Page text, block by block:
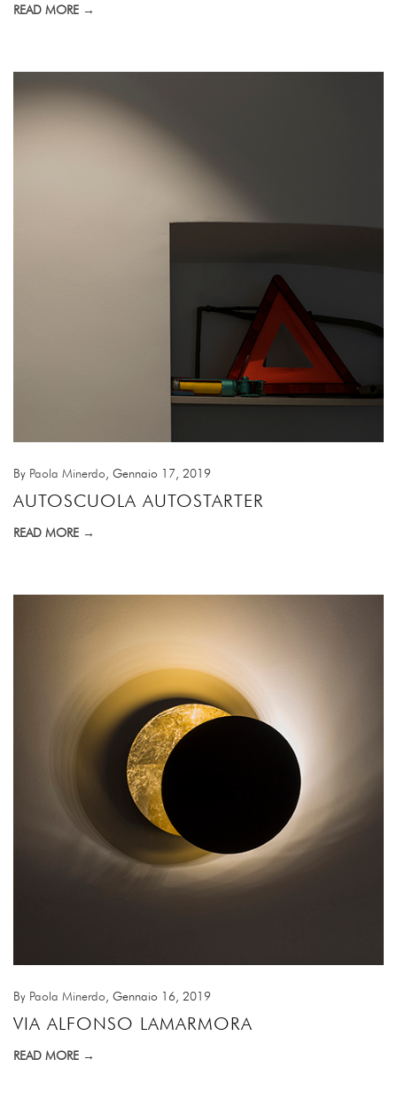
READ MORE →
By Paola Minerdo , Gennaio 17, 2019
AUTOSCUOLA AUTOSTARTER
READ MORE →
By Paola Minerdo , Gennaio 16, 2019
VIA ALFONSO LAMARMORA
READ MORE →